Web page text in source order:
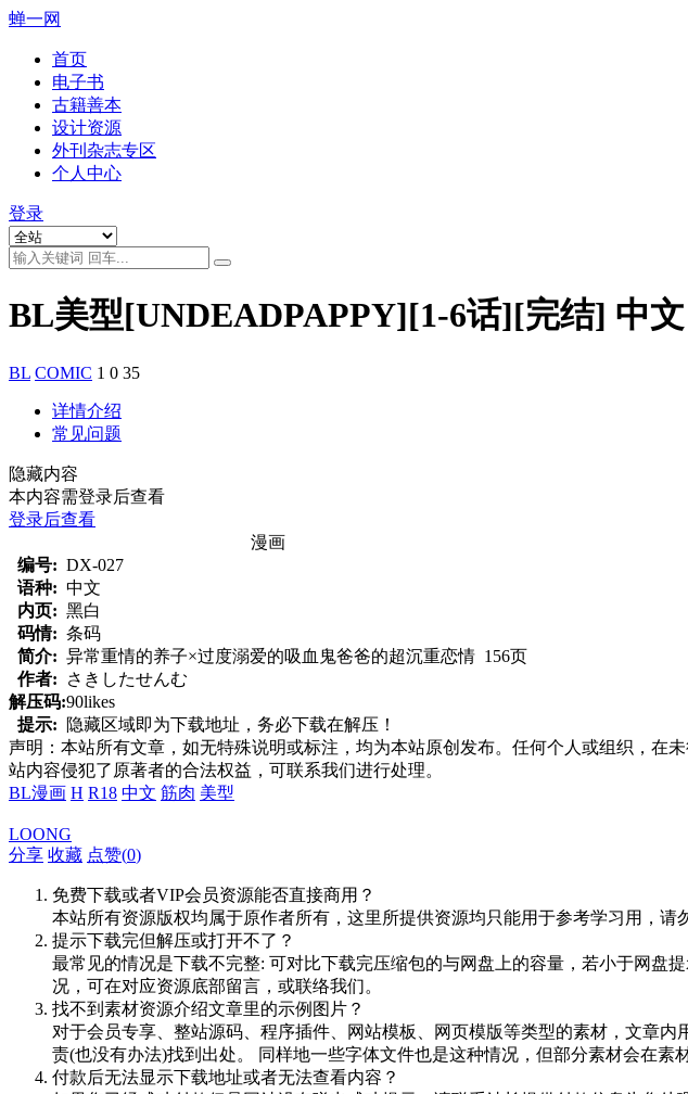
蝉一网
首页
电子书
古籍善本
设计资源
外刊杂志专区
个人中心
登录
BL美型[UNDEADPAPPY][1-6话][完结] 中文
BL COMIC 1 0 35
详情介绍
常见问题
隐藏内容
本内容需登录后查看
登录后查看
漫画
编号: DX-027
语种: 中文
内页: 黑白
码情: 条码
简介: 异常重情的养子×过度溺爱的吸血鬼爸爸的超沉重恋情 156页
作者:
さきしたせんむ
解压码:90likes
提示:
隐藏区域即为下载地址，务必下载在解压！
声明：本站所有文章，如无特殊说明或标注，均为本站原创发布。任何个人或组织，在
站内容侵犯了原著者的合法权益，可联系我们进行处理。
BL漫画 H R18 中文 筋肉 美型
LOONG
分享 收藏 点赞(0)
免费下载或者VIP会员资源能否直接商用？
本站所有资源版权均属于原作者所有，这里所提供资源均只能用于参考学习用，
提示下载完但解压或打开不了？
最常见的情况是下载不完整: 可对比下载完压缩包的与网盘上的容量，若小于网盘
况，可在对应资源底部留言，或联络我们。
找不到素材资源介绍文章里的示例图片？
对于会员专享、整站源码、程序插件、网站模板、网页模版等类型的素材，文章
责(也没有办法)找到出处。 同样地一些字体文件也是这种情况，但部分素材会在素
付款后无法显示下载地址或者无法查看内容？